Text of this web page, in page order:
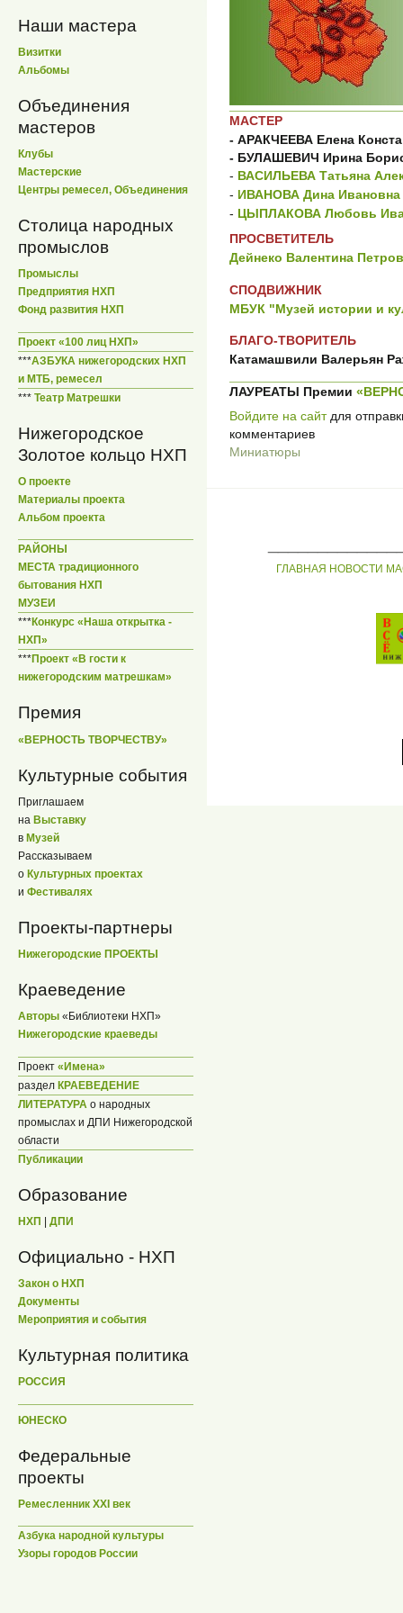
Наши мастера
Визитки
Альбомы
Объединения
мастеров
Клубы
Мастерские
Центры ремесел, Объединения
Столица народных
промыслов
Промыслы
Предприятия НХП
Фонд развития НХП
Проект «100 лиц НХП»
***АЗБУКА нижегородских НХП
и МТБ, ремесел
*** Театр Матрешки
Нижегородское
Золотое кольцо НХП
О проекте
Материалы проекта
Альбом проекта
РАЙОНЫ
МЕСТА традиционного
бытования НХП
МУЗЕИ
***Конкурс «Наша открытка -
НХП»
***Проект «В гости к
нижегородским матрешкам»
Премия
«ВЕРНОСТЬ ТВОРЧЕСТВУ»
Культурные события
Приглашаем
на Выставку
в Музей
Рассказываем
о Культурных проектах
и Фестивалях
Проекты-партнеры
Нижегородские ПРОЕКТЫ
Краеведение
Авторы «Библиотеки НХП»
Нижегородские краеведы
Проект «Имена»
раздел КРАЕВЕДЕНИЕ
ЛИТЕРАТУРА о народных
промыслах и ДПИ Нижегородской
области
Публикации
Образование
НХП | ДПИ
Официально - НХП
Закон о НХП
Документы
Мероприятия и события
Культурная политика
РОССИЯ
ЮНЕСКО
Федеральные
проекты
Ремесленник XXI век
Азбука народной культуры
Узоры городов России
МАСТЕР
- АРАКЧЕЕВА Елена
- БУЛАШЕВИЧ Ирина
- ВАСИЛЬЕВА Татьяна
- ИВАНОВА Дина Ивановна
- ЦЫПЛАКОВА Любовь
ПРОСВЕТИТЕЛЬ
Дейнеко Валентина
СПОДВИЖНИК
МБУК "Музей истории и
БЛАГО-ТВОРИТЕЛЬ
Катамашвили Валерьян
ЛАУРЕАТЫ Премии
Войдите на сайтдля
комментариев
Миниатюры
ГЛАВНАЯ НОВОСТИ